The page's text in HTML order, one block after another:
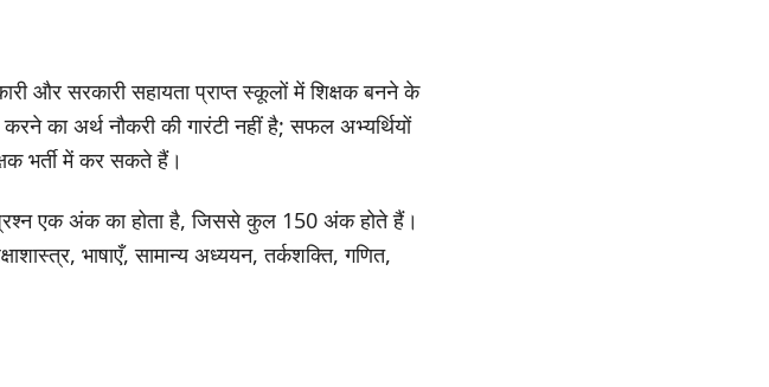
और सरकारी सहायता प्राप्त स्कूलों में शिक्षक बनने के
करने का अर्थ नौकरी की गारंटी नहीं है; सफल अभ्यर्थियों
भर्ती में कर सकते हैं।
एक अंक का होता है, जिससे कुल 150 अंक होते हैं।
भाषाएँ, सामान्य अध्ययन, तर्कशक्ति, गणित,